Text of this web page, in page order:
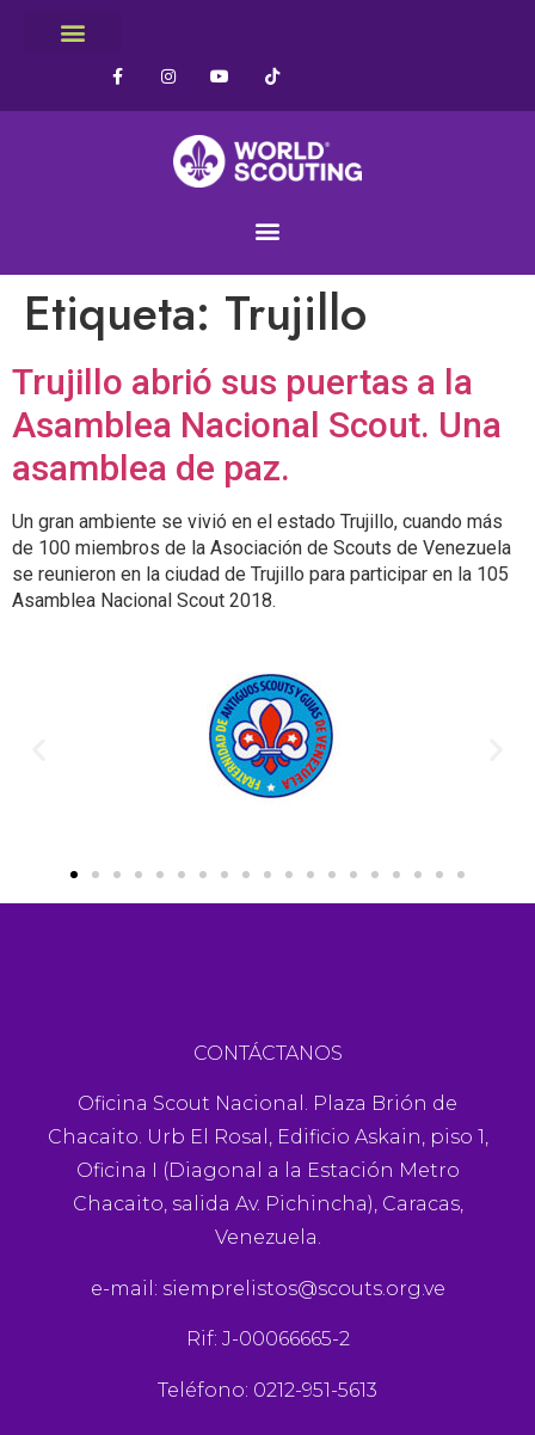
Etiqueta: Trujillo
Trujillo abrió sus puertas a la
Asamblea Nacional Scout. Una
asamblea de paz.
Un gran ambiente se vivió en el estado Trujillo, cuando más
de 100 miembros de la Asociación de Scouts de Venezuela
se reunieron en la ciudad de Trujillo para participar en la 105
Asamblea Nacional Scout 2018.
CONTÁCTANOS
Oficina Scout Nacional. Plaza Brión de
Chacaito. Urb El Rosal, Edificio Askain, piso 1,
Oficina I (Diagonal a la Estación Metro
Chacaito, salida Av. Pichincha), Caracas,
Venezuela.
e-mail: siemprelistos@scouts.org.ve
Rif: J-00066665-2
Teléfono: 0212-951-5613